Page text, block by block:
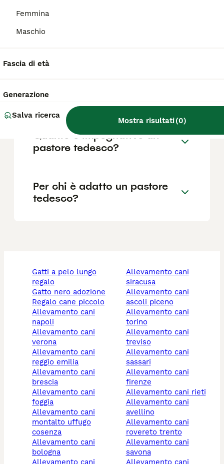
Femmina
Maschio
Fascia di età
Generazione
Salva ricerca
Mostra risultati(0)
Quali sono i difetti del
pastore tedesco?
Quanto è impegnativo un
pastore tedesco?
Per chi è adatto un pastore
tedesco?
gatti a pelo lungo
regalo
gatto nero adozione
regalo cane piccolo
allevamento cani
napoli
allevamento cani
verona
allevamento cani
reggio emilia
allevamento cani
brescia
allevamento cani
foggia
allevamento cani
montalto uffugo
cosenza
allevamento cani
bologna
allevamento cani
siracusa
allevamento cani
ascoli piceno
allevamento cani
torino
allevamento cani
treviso
allevamento cani
sassari
allevamento cani
firenze
allevamento cani rieti
allevamento cani
avellino
allevamento cani
rovereto trento
allevamento cani
savona